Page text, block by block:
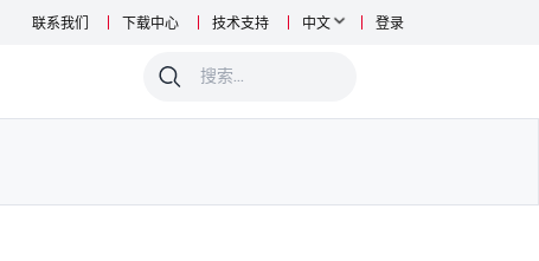
联系我们 下载中心 技术支持 中文 登录
0